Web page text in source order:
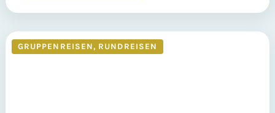
GRUPPENREISEN, RUNDREISEN